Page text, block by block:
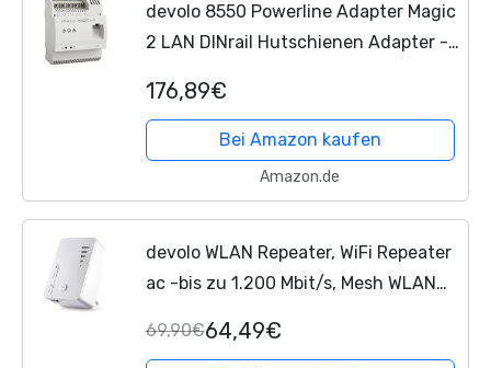
devolo 8550 Powerline Adapter Magic
2 LAN DINrail Hutschienen Adapter -
Verteilerkasten, professionelles
Heimnetzwerk, grau
176,89€
Bei Amazon kaufen
Amazon.de
devolo WLAN Repeater, WiFi Repeater
ac -bis zu 1.200 Mbit/s, Mesh WLAN
Steckdose, 1x Gigabit LAN Anschluss
69,90€64,49€